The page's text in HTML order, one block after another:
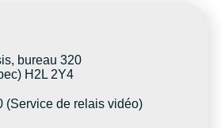
bureau 320
H2L 2Y4
(Service de relais vidéo)